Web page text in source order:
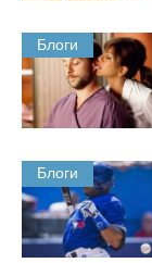
Блоги
Блоги